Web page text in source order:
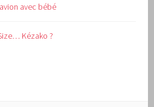
avec bébé
Kézako ?